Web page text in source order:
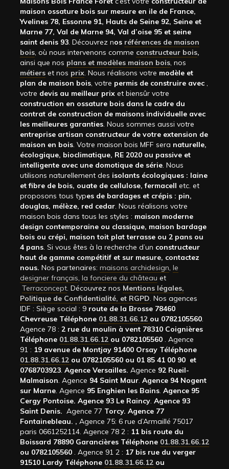
maison ossature bois sur mesure en ile de France,
Yvelines 78, Essonne 91, Hauts de Seine 92, Seine et
Marne 77, Val de Marne 94, Val d’oise 95 et seine
saint denis 93. Découvrez nos références de maison
bois, où nous intervenons comme constructeur bois,
ainsi que nos plans et modèles maison bois, nos
métiers et nos prix. Nous réalisons votre modèle et
plan de maison bois, votre permis de construire avec ,
votre devis au meilleur prix et biensûr votre
construction en ossature bois dans le cadre du
contrat de construction de maisons individuelle avec
les meilleures garanties. Nous sommes aussi votre
entreprise artisan constructeur de votre extension de
maison en bois. Votre maison bois MFF sera naturelle,
écologique, bioclimatique, RE 2020 ou passive et
intelligente avec une domotique de série. Nous
utilisons naturellement des isolants écologiques : laine
et fibre de bois, ouate de cellulose, fermacell etc. et
proposons tous types de bardages et crépis : pin,
douglas, mélèze, red cedar. Nous réalisons votre
maison bois dans tous les styles : maison moderne
design contemporaine ou classique, maison bardage
bois ou crépi, maison toit plat terrasse ou 2 pans ou
4 pans. Si vous êtes à la recherche d’un constructeur
haut de gamme compétitif et sur mesure, contactez
nous. Nos partenaires: maisons archidesign, le
designer français, la fonciere du château et
Terraconcept. Découvrez nos Mentions légales,
Politique de Confidentialité, et RGPD. Nos agences
IDF : Siège social : 9 route de la Brosse 78460
Chevreuse Téléphone 01.88.31.66.12 ou 0782105560.
Agence 78 : 2 rue du moulin à vent 78310 Coignières
Téléphone 01.88.31.66.12 ou 0782105560 . Agence
91 : 19 avenue de Montjay 91400 Orsay Téléphone
01.88.31.66.12 ou 0782105560 ou 01 85 41 00 90 et
0768703923. Agence Versailles. Agence 92 Rueil-
Malmaison. Agence 94 Saint Maur. Agence 94 Nogent
sur Marne. Agence 95 Enghien les Bains. Agence 95
Cergy Pontoise. Agence 93 Le Raincy. Agence 93
Saint Denis. Agence 77 Torcy. Agence 77
Fontainebleau. , Agence 75: 6 rue d’Armaillé 75017
paris 0661252114. Agence 78 2 : 11 bis route du
Boissard 78890 Garancières Téléphone 01.88.31.66.12
ou 0782105560 . Agence 91 2 : 17 bis rue du verger
91510 Lardy Téléphone 01.88.31.66.12 ou